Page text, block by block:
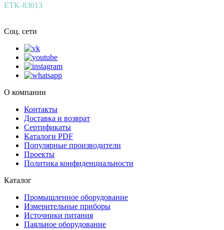
ETK-83013
Соц. сети
О компании
Контакты
Доставка и возврат
Сертификаты
Каталоги PDF
Популярные производители
Проекты
Политика конфиденциальности
Каталог
Промышленное оборудование
Измерительные приборы
Источники питания
Паяльное оборудование